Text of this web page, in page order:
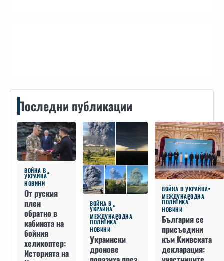
Последни публикации
ВОЙНА В
УКРАЙНА
НОВИНИ
От руския
плен
обратно в
кабината на
бойния
хеликоптер:
Историята на
ВОЙНА В
УКРАЙНА
МЕЖДУНАРОДНА
ПОЛИТИКА
НОВИНИ
Украински
дронове
ВОЙНА В УКРАЙНА
МЕЖДУНАРОДНА
ПОЛИТИКА
НОВИНИ
България се
присъедини
към Киивската
декларация: